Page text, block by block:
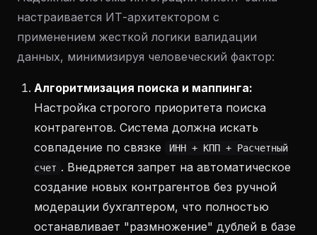
настраивается ИТ-архитектором с
применением жесткой логики валидации
данных, минимизируя человеческий фактор:
Алгоритмизация поиска и маппинга:
Настройка строгого приоритета поиска
контрагентов. Система должна искать
совпадение по связке
ИНН + КПП + Расчетный
счет . Внедряется запрет на автоматическое
создание новых контрагентов без ручной
модерации бухгалтером, что полностью
останавливает "размножение" дублей в базе